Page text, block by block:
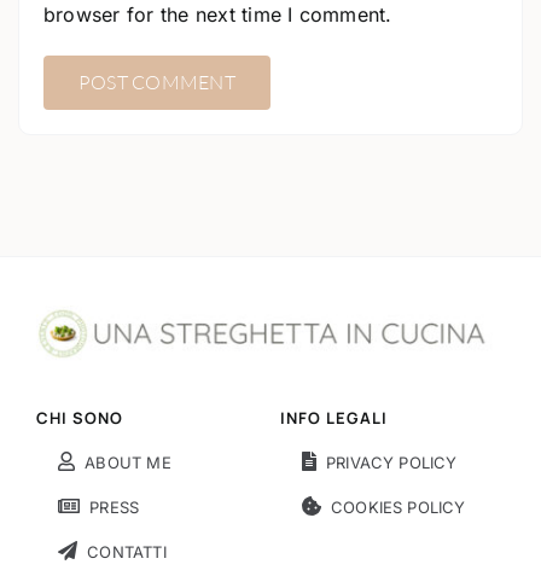
browser for the next time I comment.
CHI SONO
ABOUT ME
PRESS
CONTATTI
INFO LEGALI
PRIVACY POLICY
COOKIES POLICY